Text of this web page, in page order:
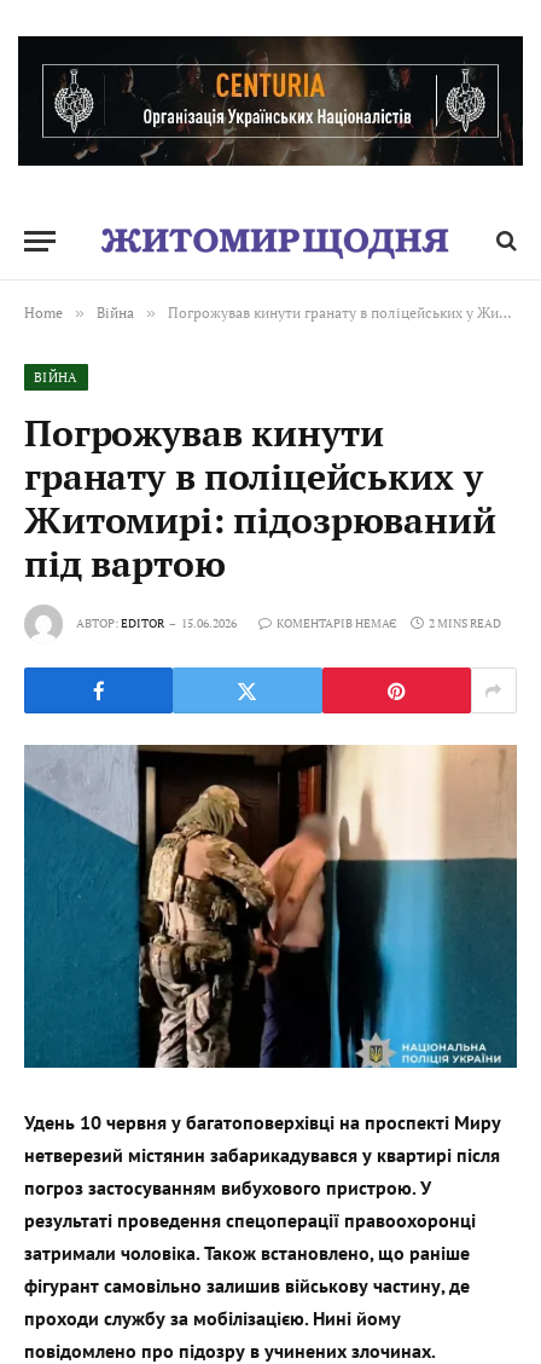
Home » Війна » Погрожував кинути гранату в поліцейських у Житомирі: підозрюваний під вартою
ВІЙНА
Погрожував кинути
гранату в поліцейських у
Житомирі: підозрюваний
під вартою
АВТОР:EDITOR 15.06.2026 КОМЕНТАРІВ НЕМАЄ 2 MINS READ
Удень 10 червня у багатоповерхівці на проспекті Миру
нетверезий містянин забарикадувався у квартирі після
погроз застосуванням вибухового пристрою. У
результаті проведення спецоперації правоохоронці
затримали чоловіка. Також встановлено, що раніше
фігурант самовільно залишив військову частину, де
проходи службу за мобілізацією. Нині йому
повідомлено про підозру в учинених злочинах.